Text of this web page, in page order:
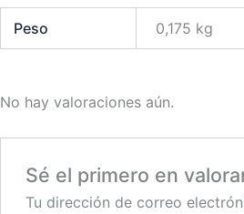
Peso 0,175 kg
No hay valoraciones aún.
Sé el primero en
Tu dirección de correo